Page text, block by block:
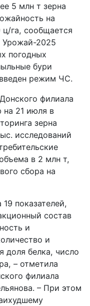
5 млн т зерна
на
ц/га, сообщается
Урожай-2025
погодных
бури
режим ЧС.
филиала
21 июля в
зерна
исследований
в 2 млн т,
сбора на
показателей,
состав
и
и
доля белка, число
– отметила
филиала
– При этом